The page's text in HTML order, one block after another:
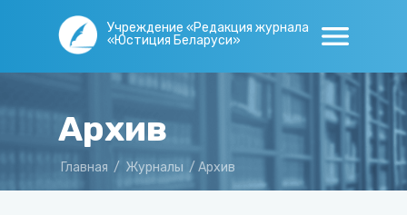
Учреждение «Редакция журнала
«Юстиция Беларуси»
Архив
Главная / Журналы / Архив